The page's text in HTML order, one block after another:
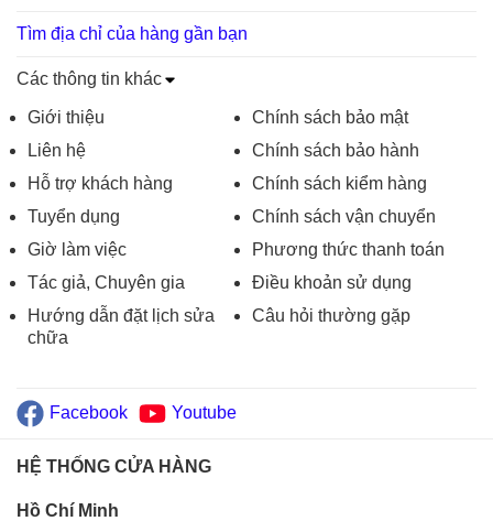
Tìm địa chỉ của hàng gần bạn
Các thông tin khác
Giới thiệu
Liên hệ
Hỗ trợ khách hàng
Tuyển dụng
Giờ làm việc
Tác giả, Chuyên gia
Hướng dẫn đặt lịch sửa
chữa
Chính sách bảo mật
Chính sách bảo hành
Chính sách kiểm hàng
Chính sách vận chuyển
Phương thức thanh toán
Điều khoản sử dụng
Câu hỏi thường gặp
Facebook Youtube
HỆ THỐNG CỬA HÀNG
Hồ Chí Minh